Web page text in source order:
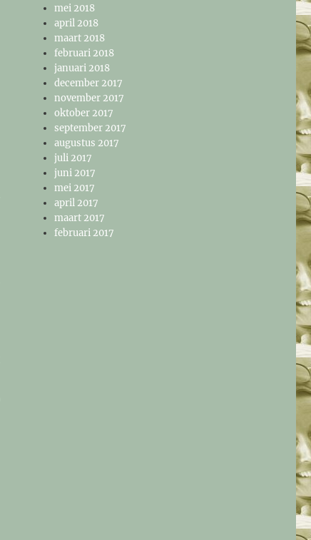
mei 2018
april 2018
maart 2018
februari 2018
januari 2018
december 2017
november 2017
oktober 2017
september 2017
augustus 2017
juli 2017
juni 2017
mei 2017
april 2017
maart 2017
februari 2017